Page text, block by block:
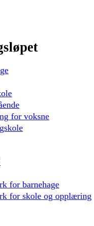
for voksne
for barnehage
for skole og opplæring